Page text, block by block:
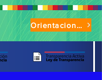
Orientaciones de Uso Parque Oasis